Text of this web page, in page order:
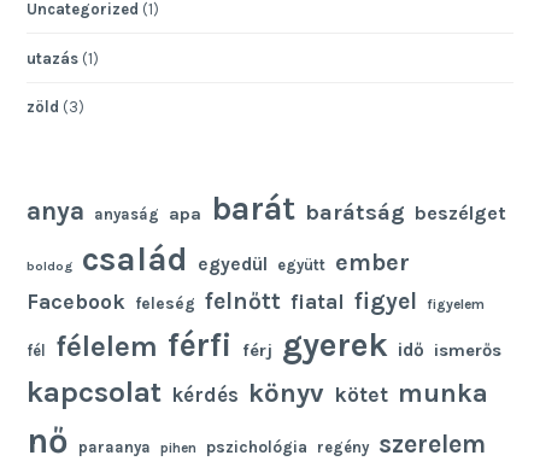
Uncategorized (1)
utazás (1)
zöld (3)
anya anyaság apa barát barátság beszélget
boldog család egyedül együtt ember
Facebook feleség felnőtt fiatal figyel figyelem
fél félelem férfi férj gyerek idő ismerős
kapcsolat kérdés könyv kötet munka
nő paraanya pihen pszichológia regény szerelem